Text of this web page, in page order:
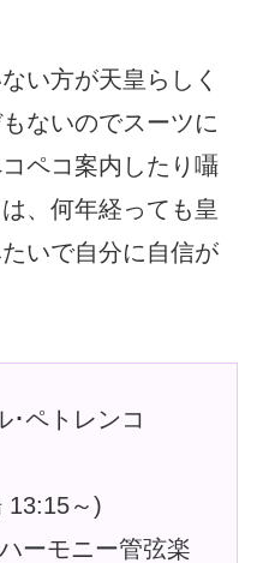
い方が天皇らしく
ないのでスーツに
ペコ案内したり囁
、何年経っても皇
いで自分に自信が
･ペトレンコ
13:15～)
ーモニー管弦楽